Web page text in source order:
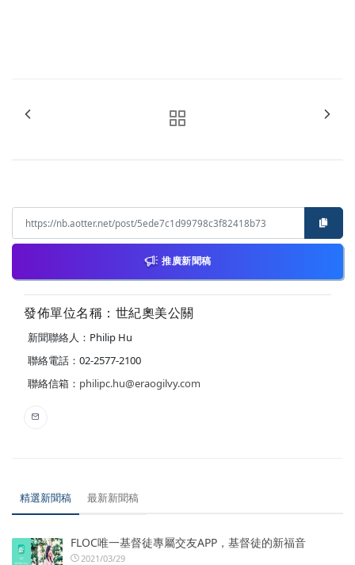
推廣新聞稿
發佈單位名稱：世紀奧美公關
新聞聯絡人：Philip Hu
聯絡電話：02-2577-2100
聯絡信箱： philipc.hu@eraogilvy.com
精選新聞稿 最新新聞稿
FLOC唯一基督徒專屬交友APP，基督徒的新福音
2021/03/29